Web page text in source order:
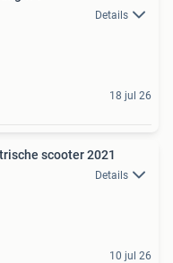
Details
18 jul 26
scooter 2021
Details
10 jul 26